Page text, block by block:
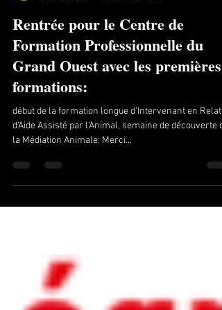
Admin
21 sept. 2022
1 min de lecture
Rentrée pour le Centre de
Formation Professionnelle du
Grand Ouest avec les premières
formations:
d'Aide Assisté par l'Animal, semaine de découverte
la Médiation Animale: Merci...